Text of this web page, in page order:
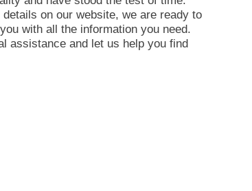
on our website, we are ready to
with all the information you need.
assistance and let us help you find